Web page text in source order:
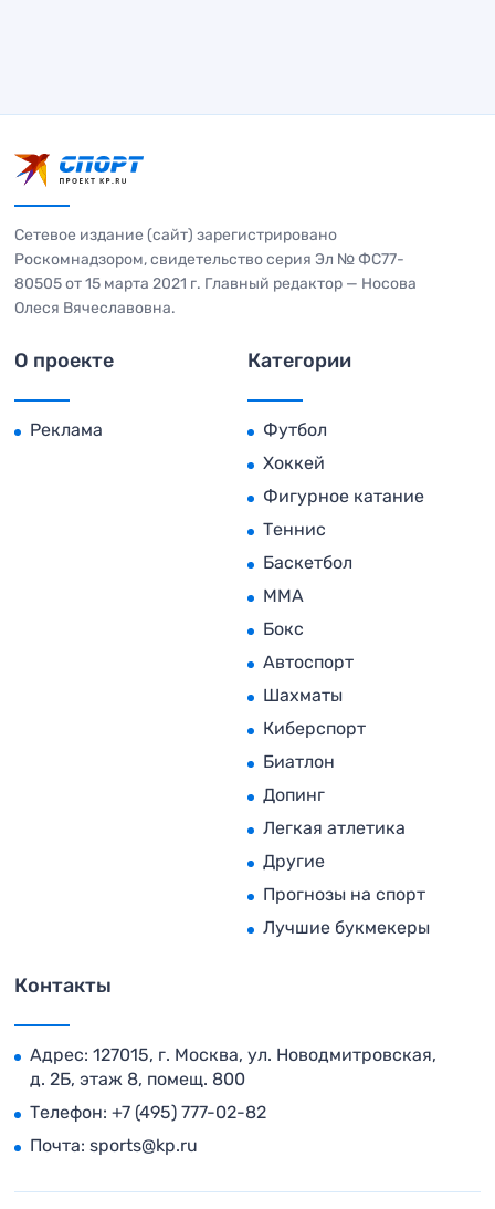
Сетевое издание (сайт) зарегистрировано
Роскомнадзором, свидетельство серия Эл № ФС77-
80505 от 15 марта 2021 г. Главный редактор — Носова
Олеся Вячеславовна.
О проекте
Реклама
Категории
Футбол
Хоккей
Фигурное катание
Теннис
Баскетбол
MMA
Бокс
Автоспорт
Шахматы
Киберспорт
Биатлон
Допинг
Легкая атлетика
Другие
Прогнозы на спорт
Лучшие букмекеры
Контакты
Адрес: 127015, г. Москва, ул. Новодмитровская,
д. 2Б, этаж 8, помещ. 800
Телефон: +7 (495) 777-02-82
Почта: sports@kp.ru